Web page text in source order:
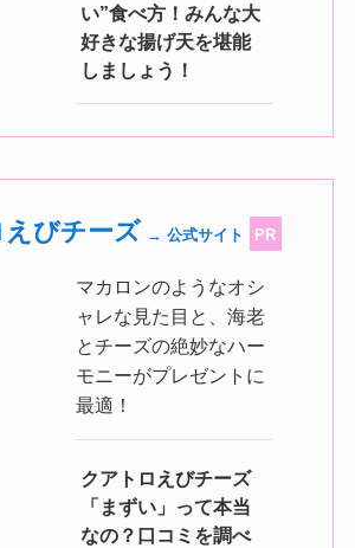
い”食べ方！みんな大
好きな揚げ天を堪能
しましょう！
びチーズ → 公式サイト PR
マカロンのようなオシ
ャレな見た目と、海老
とチーズの絶妙なハー
モニーがプレゼントに
最適！
クアトロえびチーズ
「まずい」って本当
なの？口コミを調べ